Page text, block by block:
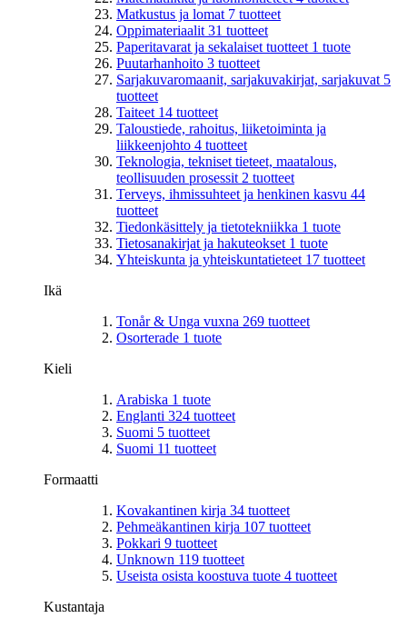
Matkustus ja lomat 7 tuotteet
Oppimateriaalit 31 tuotteet
Paperitavarat ja sekalaiset tuotteet 1 tuote
Puutarhanhoito 3 tuotteet
Sarjakuvaromaanit, sarjakuvakirjat, sarjakuvat 5
tuotteet
Taiteet 14 tuotteet
Taloustiede, rahoitus, liiketoiminta ja
liikkeenjohto 4 tuotteet
Teknologia, tekniset tieteet, maatalous,
teollisuuden prosessit 2 tuotteet
Terveys, ihmissuhteet ja henkinen kasvu 44
tuotteet
Tiedonkäsittely ja tietotekniikka 1 tuote
Tietosanakirjat ja hakuteokset 1 tuote
Yhteiskunta ja yhteiskuntatieteet 17 tuotteet
Ikä
Tonår & Unga vuxna 269 tuotteet
Osorterade 1 tuote
Kieli
Arabiska 1 tuote
Englanti 324 tuotteet
Suomi 5 tuotteet
Suomi 11 tuotteet
Formaatti
Kovakantinen kirja 34 tuotteet
Pehmeäkantinen kirja 107 tuotteet
Pokkari 9 tuotteet
Unknown 119 tuotteet
Useista osista koostuva tuote 4 tuotteet
Kustantaja